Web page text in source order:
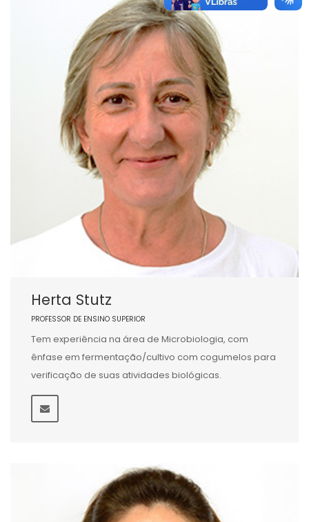
Herta Stutz
PROFESSOR DE ENSINO SUPERIOR
Tem experiência na área de Microbiologia, com
ênfase em fermentação/cultivo com cogumelos para
verificação de suas atividades biológicas.